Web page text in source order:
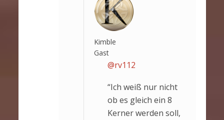
Kimble
Gast
@rv112
“Ich weiß nur nicht
ob es gleich ein 8
Kerner werden soll,